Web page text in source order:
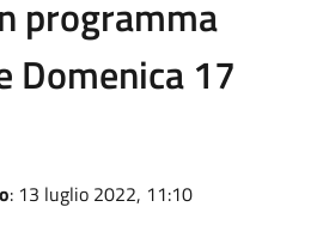
programma
Domenica 17
: 13 luglio 2022, 11:10